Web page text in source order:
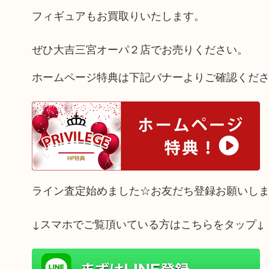
フィギュアもお買取りいたします。
ぜひ大吉三宮オーパ２店でお売りください。
ホームページ特典は下記バナーよりご確認くださ
ライン査定始めました☆お友だち登録お願いし
↓スマホでご覧頂いている方はこちらをタップ↓